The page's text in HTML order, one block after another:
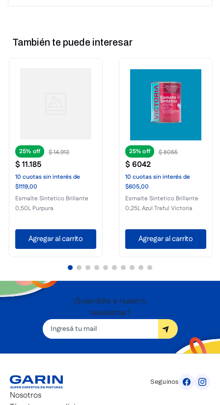
También te puede interesar
25% $14.913
$11.185
10 cuotassin interésde
$1119,00
Esmalte Sintetico Brillante
0,50L Purpura
Agregar al carrito
25% $8055
$6042
10 cuotassin interésde
$605,00
Esmalte Sintetico Brillante
0,25L Azul Traful Victoria
Agregar al carrito
¡Suscribite a nuestro
newsletter!
Seguínos
Nosotros